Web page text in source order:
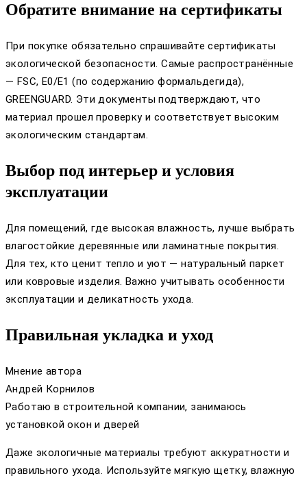
Обратите внимание на сертификаты
При покупке обязательно спрашивайте сертификаты
экологической безопасности. Самые распространённые
— FSC, E0/E1 (по содержанию формальдегида),
GREENGUARD. Эти документы подтверждают, что
материал прошел проверку и соответствует высоким
экологическим стандартам.
Выбор под интерьер и условия
эксплуатации
Для помещений, где высокая влажность, лучше выбрать
влагостойкие деревянные или ламинатные покрытия.
Для тех, кто ценит тепло и уют — натуральный паркет
или ковровые изделия. Важно учитывать особенности
эксплуатации и деликатность ухода.
Правильная укладка и уход
Мнение автора
Андрей Корнилов
Работаю в строительной компании, занимаюсь
установкой окон и дверей
Даже экологичные материалы требуют аккуратности и
правильного ухода. Используйте мягкую щетку, влажную